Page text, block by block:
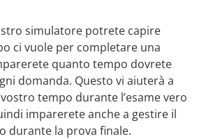
simulatore potrete capire
ci vuole per completare una
quanto tempo dovrete
domanda. Questo vi aiuterà a
tempo durante l’esame vero
imparerete anche a gestire il
durante la prova finale.